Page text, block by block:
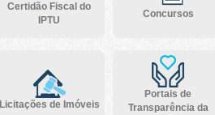
Certidão Fiscal do
IPTU
Concursos
Licitações de Imóveis
Portais de
Transparência da